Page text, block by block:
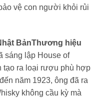
vệ con người khỏi rủi
BảnThương hiệu
sáng lập House of
tạo ra loại rượu phù hợp
năm 1923, ông đã ra
không cầu kỳ mà